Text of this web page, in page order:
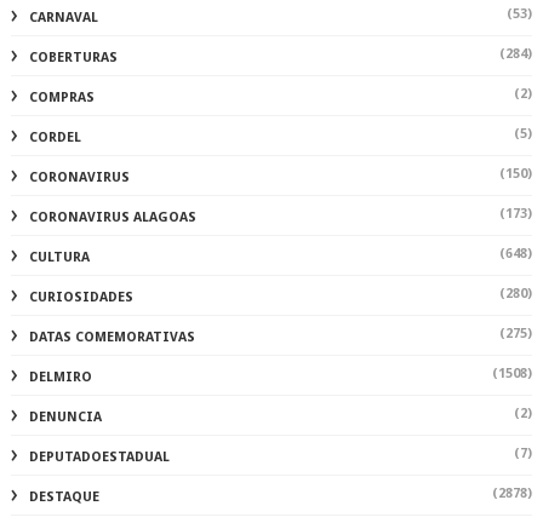
CARNAVAL (53)
COBERTURAS (284)
COMPRAS (2)
CORDEL (5)
CORONAVIRUS (150)
CORONAVIRUS ALAGOAS (173)
CULTURA (648)
CURIOSIDADES (280)
DATAS COMEMORATIVAS (275)
DELMIRO (1508)
DENUNCIA (2)
DEPUTADOESTADUAL (7)
DESTAQUE (2878)